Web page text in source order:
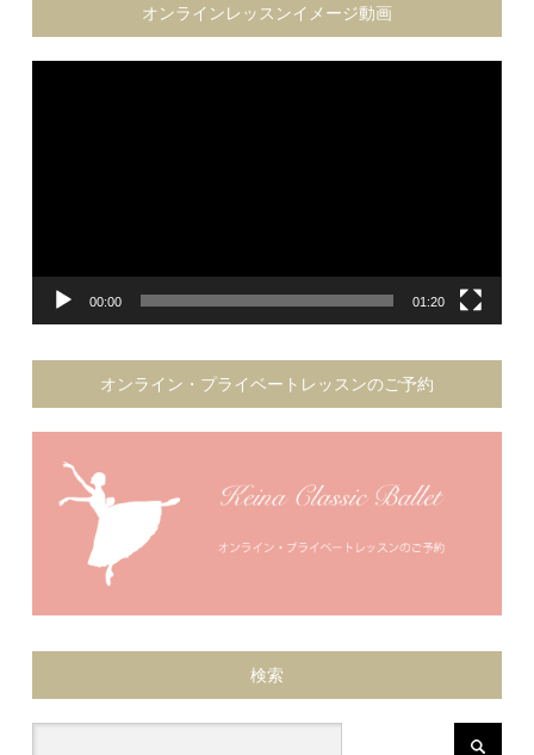
オンラインレッスンイメージ動画
動
00:00 01:20
オンライン・プライベートレッスンのご予約
検索